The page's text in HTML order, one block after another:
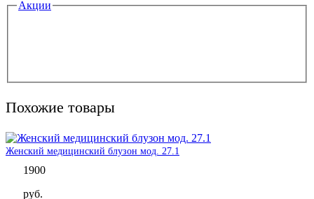
Акции
Похожие товары
Женский медицинский блузон мод. 27.1
1900
руб.